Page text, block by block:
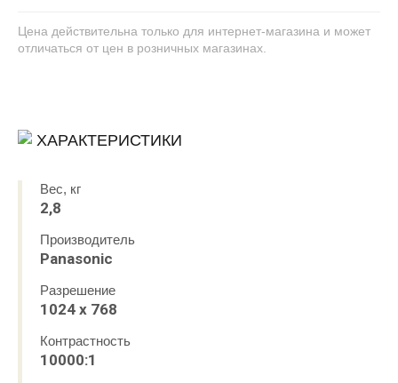
Цена действительна только для интернет-магазина и может
отличаться от цен в розничных магазинах.
ХАРАКТЕРИСТИКИ
Вес, кг
2,8
Производитель
Panasonic
Разрешение
1024 x 768
Контрастность
10000:1